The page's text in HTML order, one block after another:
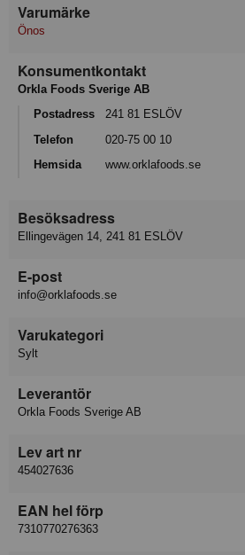
Varumärke
Önos
Konsumentkontakt
Orkla Foods Sverige AB
Postadress
241 81 ESLÖV
Telefon
020-75 00 10
Hemsida
www.orklafoods.se
Besöksadress
Ellingevägen 14, 241 81 ESLÖV
E-post
info@orklafoods.se
Varukategori
Sylt
Leverantör
Orkla Foods Sverige AB
Lev art nr
454027636
EAN hel förp
7310770276363